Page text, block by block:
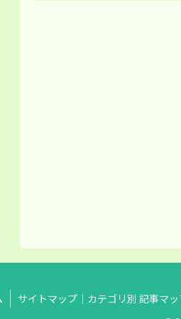
サイトマップ｜カテゴリ別 記事マ